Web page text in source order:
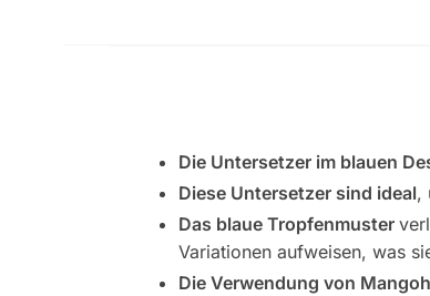
Die Untersetzer im blauen
Diese Untersetzer sind ideal,
Das blaue Tropfenmuster
Variationen aufweisen, was
Die Verwendung von